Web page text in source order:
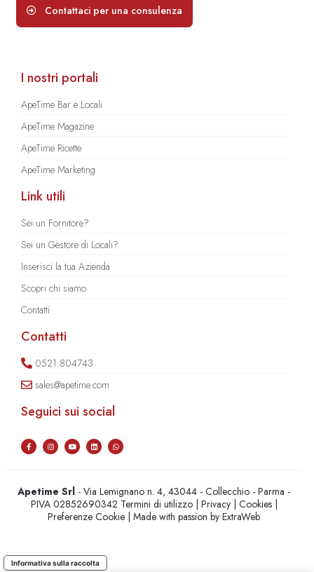
Contattaci per una consulenza
I nostri portali
ApeTime Bar e Locali
ApeTime Magazine
ApeTime Ricette
ApeTime Marketing
Link utili
Sei un Fornitore?
Sei un Gestore di Locali?
Inserisci la tua Azienda
Scopri chi siamo
Contatti
Contatti
0521.804743
sales@apetime.com
Seguici sui social
Apetime Srl - Via Lemignano n. 4, 43044 - Collecchio - Parma -
PIVA 02852690342 Termini di utilizzo| Privacy| Cookies|
Preferenze Cookie | Made with passion byExtraWeb
Informativa sulla raccolta